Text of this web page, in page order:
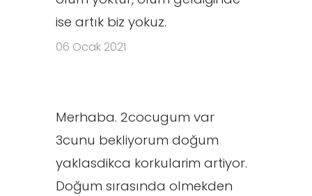
ise artık biz yokuz.
06 Ocak 2021
Merhaba. 2cocugum var
3cunu bekliyorum doğum
yaklasdikca korkularim artiyor.
Doğum sırasında olmekden